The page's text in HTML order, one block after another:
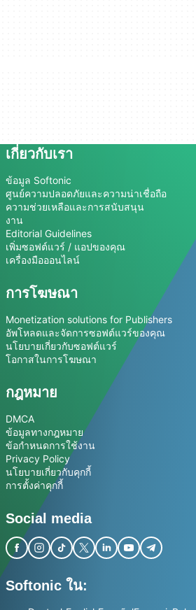
เกี่ยวกับเรา
ข้อมูล Softonic
ศูนย์ความปลอดภัยและความน่าเชื่อถือ
ความช่วยเหลือและการสนับสนุน
งาน
Editorial Guidelines
เพิ่มซอฟต์แวร์ / แอปของคุณ
เครื่องมือออนไลน์
การโฆษณา
Monetization solutions for Publishers
อัพโหลดและจัดการซอฟต์แวร์ของคุณ
นโยบายเกี่ยวกับซอฟต์แวร์
โอกาสในการโฆษณา
กฎหมาย
DMCA
ข้อมูลทางกฎหมาย
ข้อกำหนดการใช้งาน
Privacy Policy
นโยบายเกี่ยวกับคุกกี้
การตั้งค่าคุกกี้
Social media
Softonic ใน: